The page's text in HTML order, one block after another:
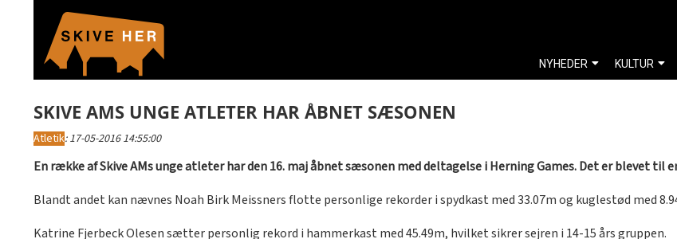
SKIVE AMS UNGE ATLETER HAR ÅBNET SÆSONEN
Atletik:17-05-2016 14:55:00
En række af Skive AMs unge atleter har den 16. maj åbnet sæsonen med deltagelse i Herning Games. Det er blevet
Blandt andet kan nævnes Noah Birk Meissners flotte personlige rekorder i spydkast med 33.07m og kuglestød med
Katrine Fjerbeck Olesen sætter personlig rekord i hammerkast med 45.49m, hvilket sikrer sejren i 14-15 års gruppen.
NYHEDER KULTUR